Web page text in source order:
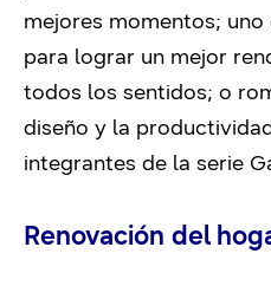
mejores momentos;
para lograr un mejor
todos los sentidos; o
diseño y la
integrantes de la serie
Renovación del